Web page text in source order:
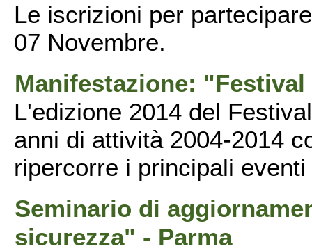
Le iscrizioni per
07 Novembre.
Manifestazione:
L'edizione 2014 del
anni di attività 2004-2014
ripercorre i principali
Seminario di
sicurezza" - Parma